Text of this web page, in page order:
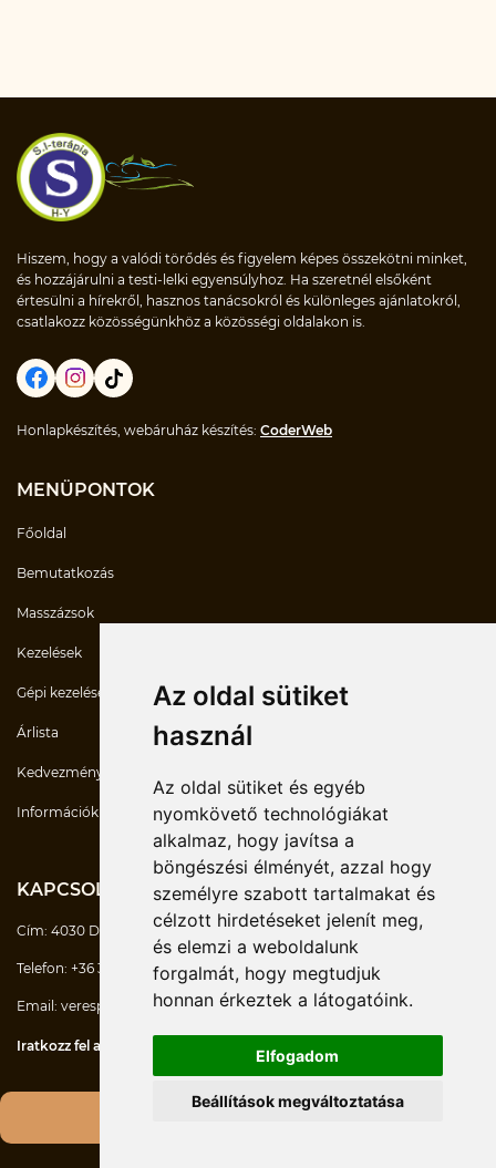
Az oldal sütiket
használ
Az oldal sütiket és egyéb
nyomkövető technológiákat
alkalmaz, hogy javítsa a
böngészési élményét, azzal hogy
személyre szabott tartalmakat és
célzott hirdetéseket jelenít meg,
és elemzi a weboldalunk
forgalmát, hogy megtudjuk
honnan érkeztek a látogatóink.
Elfogadom
Beállítások megváltoztatása
Hiszem, hogy a valódi törődés és figyelem képes összekötni minket,
és hozzájárulni a testi-lelki egyensúlyhoz. Ha szeretnél elsőként
értesülni a hírekről, hasznos tanácsokról és különleges ajánlatokról,
csatlakozz közösségünkhöz a közösségi oldalakon is.
Honlapkészítés, webáruház készítés: CoderWeb
MENÜPONTOK
Főoldal
Bemutatkozás
Masszázsok
Kezelések
Gépi kezelések
Árlista
Kedvezmények
Információk
KAPCSOLATOK
Cím: 4030 Debrecen Mikerpécsi út 7/D
Telefon: +36 30 747-6770
Email: verespeter@masszazsesmozgas.hu
Iratkozz fel a hírlevélre!